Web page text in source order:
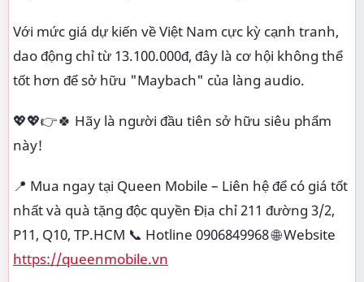
Với mức giá dự kiến về Việt Nam cực kỳ cạnh tranh,
dao động chỉ từ 13.100.000đ, đây là cơ hội không thể
tốt hơn để sở hữu "Maybach" của làng audio.
💖💖👉🍀 Hãy là người đầu tiên sở hữu siêu phẩm
này!
📍 Mua ngay tại Queen Mobile – Liên hệ để có giá tốt
nhất và quà tặng độc quyền Địa chỉ 211 đường 3/2,
P11, Q10, TP.HCM 📞 Hotline 0906849968 🌐 Website
https://queenmobile.vn